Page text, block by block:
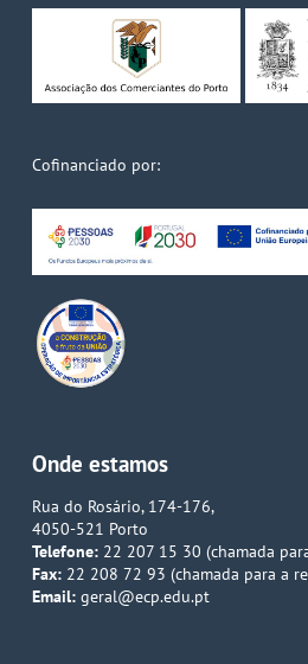
Cofinanciado por:
Onde estamos
Rua do Rosário, 174-176,
4050-521 Porto
Telefone:22 207 15 30 (chamada
Fax:22 208 72 93 (chamada para a
Email: geral@ecp.edu.pt